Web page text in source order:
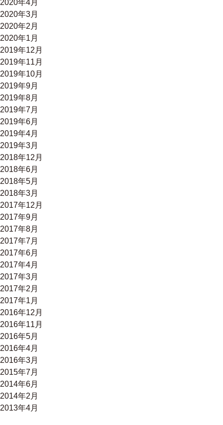
2020年4月
2020年3月
2020年2月
2020年1月
2019年12月
2019年11月
2019年10月
2019年9月
2019年8月
2019年7月
2019年6月
2019年4月
2019年3月
2018年12月
2018年6月
2018年5月
2018年3月
2017年12月
2017年9月
2017年8月
2017年7月
2017年6月
2017年4月
2017年3月
2017年2月
2017年1月
2016年12月
2016年11月
2016年5月
2016年4月
2016年3月
2015年7月
2014年6月
2014年2月
2013年4月